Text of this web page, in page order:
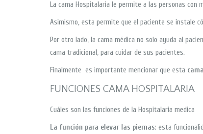
La cama Hospitalaria le permite a las personas con
Asimismo, esta permite que el paciente se instale
Por otro lado, la cama médica no solo ayuda al
cama tradicional, para cuidar de sus pacientes.
Finalmente es importante mencionar que esta
FUNCIONES CAMA HOSPITALARIA
Cuáles son las funciones de la Hospitalaria medica
La función para elevar las piernas: esta